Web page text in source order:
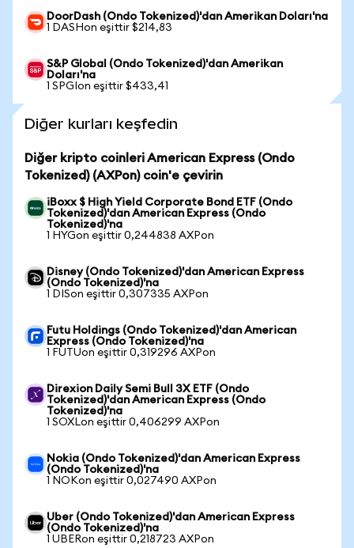
DoorDash (Ondo Tokenized)'dan Amerikan Doları'na
1 DASHon eşittir $214,83
S&P Global (Ondo Tokenized)'dan Amerikan
Doları'na
1 SPGIon eşittir $433,41
Diğer kurları keşfedin
Diğer kripto coinleri American Express (Ondo
Tokenized) (AXPon) coin'e çevirin
iBoxx $ High Yield Corporate Bond ETF (Ondo
Tokenized)'dan American Express (Ondo
Tokenized)'na
1 HYGon eşittir 0,244838 AXPon
Disney (Ondo Tokenized)'dan American Express
(Ondo Tokenized)'na
1 DISon eşittir 0,307335 AXPon
Futu Holdings (Ondo Tokenized)'dan American
Express (Ondo Tokenized)'na
1 FUTUon eşittir 0,319296 AXPon
Direxion Daily Semi Bull 3X ETF (Ondo
Tokenized)'dan American Express (Ondo
Tokenized)'na
1 SOXLon eşittir 0,406299 AXPon
Nokia (Ondo Tokenized)'dan American Express
(Ondo Tokenized)'na
1 NOKon eşittir 0,027490 AXPon
Uber (Ondo Tokenized)'dan American Express
(Ondo Tokenized)'na
1 UBERon eşittir 0,218723 AXPon